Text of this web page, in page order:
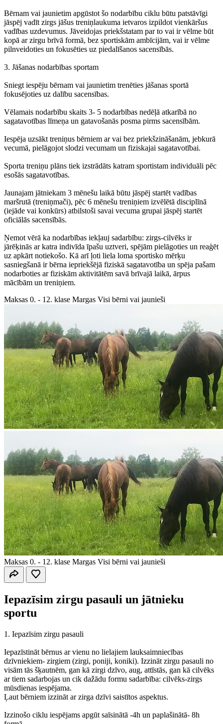
Bērnam vai jaunietim apgūstot šo nodarbību ciklu būtu patstāvīgi
jāspēj vadīt zirgs jāšus treniņlaukuma ietvaros izpildot vienkāršus
vadības uzdevumus. Jāveidojas priekšstatam par to vai ir vēlme būt
kopā ar zirgu brīvā formā, bez sportiskām ambīcijām, vai ir vēlme
pilnveidoties un fokusēties uz piedalīšanos sacensībās.
3. Jāšanas nodarbības sportam
Sniegt iespēju bērnam vai jaunietim trenēties jāšanas sportā
fokusējoties uz dalību sacensības.
Vēlamais nodarbību skaits 3- 5 nodarbības nedēļā atkarībā no
sagatavotības līmeņa un gatavošanās posma pirms sacensībām.
Iespēja uzsākt treniņus bērniem ar vai bez priekšzināšanām, jebkurā
vecumā, pielāgojot slodzi vecumam un fiziskajai sagatavotībai.
Sporta treniņu plāns tiek izstrādāts katram sportistam individuāli pēc
esošās sagatavotības.
Jaunajam jātniekam 3 mēnešu laikā būtu jāspēj startēt vadības
maršrutā (treniņmači), pēc 6 mēnešu treniņiem izvēlētā disciplīnā
(iejāde vai konkūrs) atbilstoši savai vecuma grupai jāspēj startēt
oficiālās sacensībās.
Ņemot vērā ka nodarbības iekļauj sadarbību: zirgs-cilvēks ir
jārēķinās ar katra indivīda īpašu uztveri, spējām pielāgoties un reaģēt
uz apkārt notiekošo. Kā arī ļoti liela loma sportisko mērķu
sasniegšanā ir bērna iepriekšējā fiziskā sagatavotība un spēja pašam
nodarboties ar fiziskām aktivitātēm savā brīvajā laikā, ārpus
mācībām un treniņiem.
Maksas 0. - 12. klase Margas Visi bērni vai jaunieši
Maksas 0. - 12. klase Margas Visi bērni vai jaunieši
Iepazīsim zirgu pasauli un jātnieku
sportu
1. Iepazīsim zirgu pasauli
Iepazīstināt bērnus ar vienu no lielajiem lauksaimniecības
dzīvniekiem- zirgiem (zirgi, poniji, koniki). Izzināt zirgu pasauli no
visām tās šķautnēm, gan kā zirgi dzīvo, aug, attīstās, gan kā cilvēks
ar tiem sadarbojas un cik dažādu formu sadarbība: cilvēks-zirgs
mūsdienas iespējama.
Ļaut bērniem izzināt ar zirga dzīvi saistītos aspektus.
Izzinošo ciklu iespējams apgūt saīsinātā -4h un paplašinātā- 8h